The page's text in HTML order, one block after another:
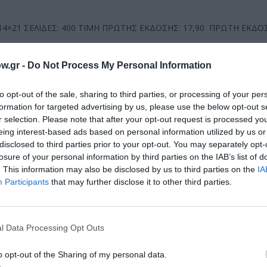
- Do Not Process My Personal Information
opt-out of the sale, sharing to third parties, or processing of your
for targeted advertising by us, please use the below opt-out
selection. Please note that after your opt-out request is processed
interest-based ads based on personal information utilized by us
to third parties prior to your opt-out. You may separately
of your personal information by third parties on the IAB’s list of
This information may also be disclosed by us to third parties on the
Participants that may further disclose it to other third parties.
Data Processing Opt Outs
opt-out of the Sharing of my personal data.
ΣΕΛΙΔΕΣ: 400 ΤΙΜΗ ΠΡΩΤΗΣ ΕΚΔΟΣΗΣ: 17,90 ΠΡΩΤΗ
στοCulturenow.gr
Δες
και τον Πολιτισμό!